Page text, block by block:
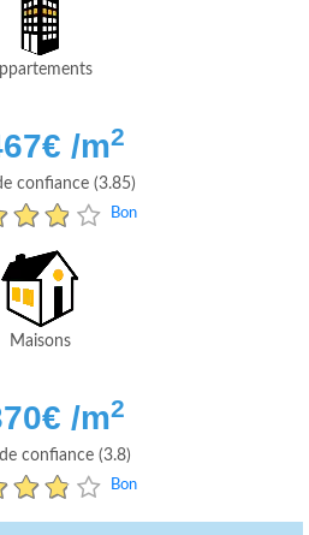
€ /m2
confiance (3.85)
Bon
Maisons
€ /m2
confiance (3.8)
Bon